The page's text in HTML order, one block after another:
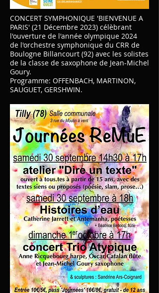
CONCERT SYMPHONIQUE 'BIENVENUE A
PARIS' (21 Décembre 2023) célèbrant
l'ouverture de l'année olympique 2024
de l'orchestre symphonique du CRR de
Boulogne Billancourt (92) avec les solistes
de la classe de saxophone de Jean-Michel
Goury.
Programme: OFFENBACH, MARTINON,
SAUGUET, GERSHWIN.